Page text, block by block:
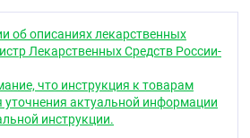
месте, при температуре
из аптек
об описаниях лекарственных
Лекарственных Средств России-
что инструкция к товарам
актуальной информации
инструкции.